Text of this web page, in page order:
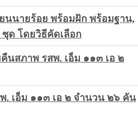
นนายร้อย พร้อมฝัก พร้อมฐาน,
ด โดยวิธีคัดเลือก
สภาพ รสพ. เอ็ม ๑๑๓ เอ ๒
เอ็ม ๑๑๓ เอ ๒ จำนวน ๒๖ คัน